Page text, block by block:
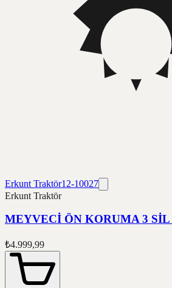
Erkunt Traktör12-10027
Erkunt Traktör
MEYVECİ ÖN KORUMA 3 SİL
₺4.999,99